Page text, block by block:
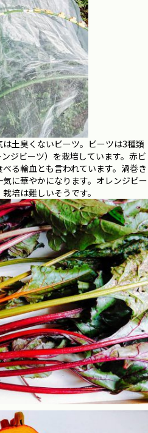
土臭くないビーツ。ビーツは3種類
ンジビーツ）を栽培しています。赤ビ
る輸血とも言われています。渦巻き
に華やかになります。オレンジビー
培は難しいそうです。